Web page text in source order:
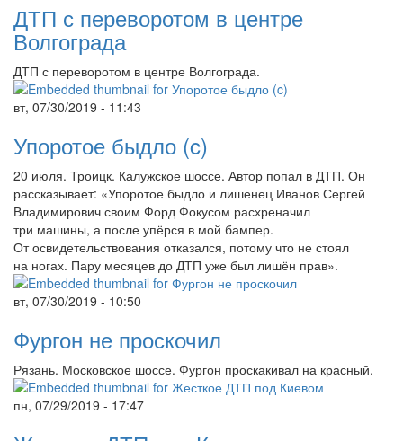
ДТП с переворотом в центре
Волгограда
ДТП с переворотом в центре Волгограда.
вт, 07/30/2019 - 11:43
Упоротое быдло (c)
20 июля. Троицк. Калужское шоссе. Автор попал в ДТП. Он
рассказывает: «Упоротое быдло и лишенец Иванов Сергей
Владимирович своим Форд Фокусом расхреначил
три машины, а после упёрся в мой бампер.
От освидетельствования отказался, потому что не стоял
на ногах. Пару месяцев до ДТП уже был лишён прав».
вт, 07/30/2019 - 10:50
Фургон не проскочил
Рязань. Московское шоссе. Фургон проскакивал на красный.
пн, 07/29/2019 - 17:47